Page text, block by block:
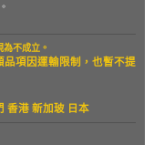
不成立。
項因運輸限制，也暫不提
香港 新加玻 日本